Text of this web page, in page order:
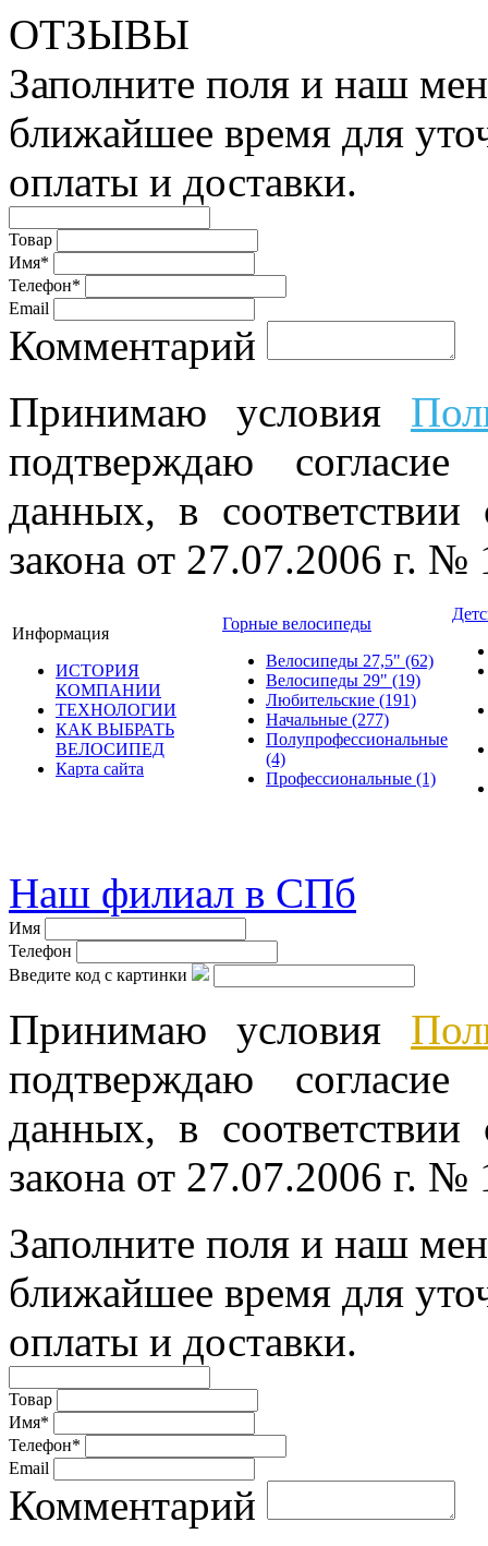
ОТЗЫВЫ
Заполните поля и наш
ближайшее время для
оплаты и доставки.
Товар
Имя*
Телефон*
Email
Комментарий
Принимаю условия
подтверждаю
данных, в
закона от 27.07.2006 г.
Информация
ИСТОРИЯ
КОМПАНИИ
ТЕХНОЛОГИИ
КАК ВЫБРАТЬ
ВЕЛОСИПЕД
Карта сайта
Горные велосипеды
Велосипеды 27,5" (62)
Велосипеды 29" (19)
Любительские (191)
Начальные (277)
Полупрофессиональные
(4)
Профессиональные (1)
Наш филиал в СПб
Имя
Телефон
Введите код с картинки
Принимаю условия
подтверждаю
данных, в
закона от 27.07.2006 г.
Заполните поля и наш
ближайшее время для
оплаты и доставки.
Товар
Имя*
Телефон*
Email
Комментарий